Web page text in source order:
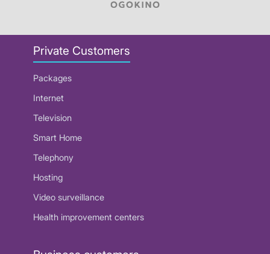
Private Customers
Packages
Internet
Television
Smart Home
Telephony
Hosting
Video surveillance
Health improvement centers